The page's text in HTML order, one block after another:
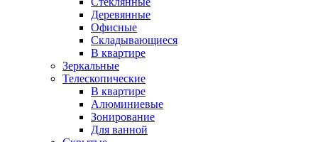
Деревянные
Офисные
Складывающиеся
В квартире
Зеркальные
Телескопические
В квартире
Алюминиевые
Зонирование
Для ванной